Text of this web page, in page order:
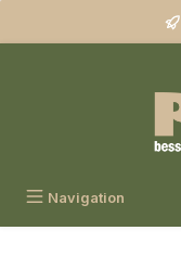
Zum Hauptinhalt springen
Navigation